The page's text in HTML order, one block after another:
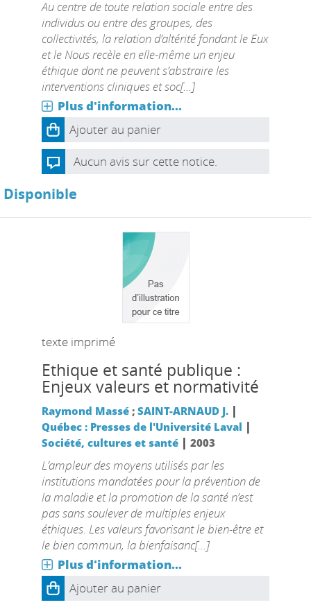
Au centre de toute relation sociale entre des
individus ou entre des groupes, des
collectivités, la relation d’altérité fondant le Eux
et le Nous recèle en elle-même un enjeu
éthique dont ne peuvent s’abstraire les
interventions cliniques et soc[...]
Plus d'information...
Ajouter au panier
Aucun avis sur cette notice.
Disponible
texte imprimé
Ethique et santé publique :
Enjeux valeurs et normativité
Raymond Massé; SAINT-ARNAUD J. |
Québec : Presses de l'Université Laval |
Société, cultures et santé| 2003
L’ampleur des moyens utilisés par les
institutions mandatées pour la prévention de
la maladie et la promotion de la santé n’est
pas sans soulever de multiples enjeux
éthiques. Les valeurs favorisant le bien-être et
le bien commun, la bienfaisanc[...]
Plus d'information...
Ajouter au panier